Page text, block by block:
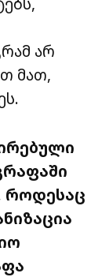
არ
მათ,
როდესაც